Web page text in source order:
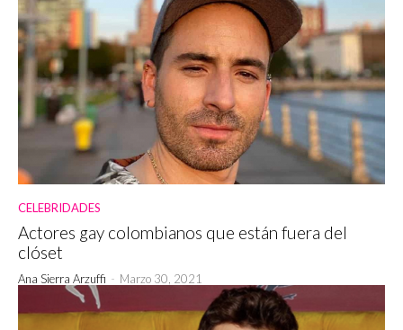
CELEBRIDADES
Actores gay colombianos que están fuera del
clóset
Ana Sierra Arzuffi - Marzo 30, 2021